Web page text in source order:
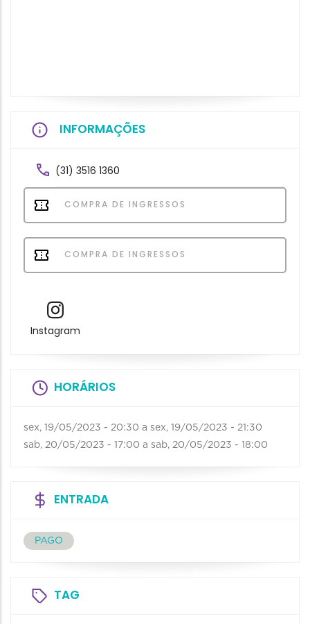
INFORMAÇÕES
(31) 3516 1360
COMPRA DE INGRESSOS
COMPRA DE INGRESSOS
Instagram
HORÁRIOS
sex, 19/05/2023 - 20:30 a sex, 19/05/2023 - 21:30
sab, 20/05/2023 - 17:00 a sab, 20/05/2023 - 18:00
ENTRADA
PAGO
TAG